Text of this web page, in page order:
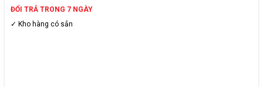
ĐỔI TRẢ TRONG 7 NGÀY
✓ Kho hàng có sẳn